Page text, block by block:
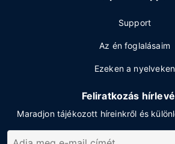
Support
Az én foglalásaim
Ezeken a nyelveken
Feliratkozás
Maradjon tájékozott híreinkről és